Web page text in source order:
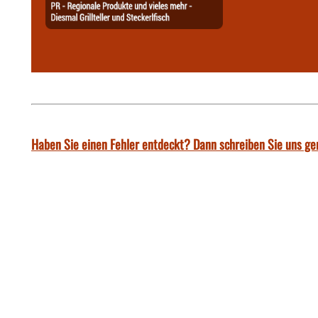
Haben Sie einen Fehler entdeckt? Dann schreiben Sie uns